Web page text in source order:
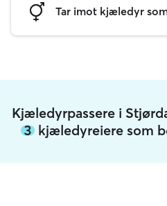
Tar imot kjæledyr
Kjæledyrpassere i
3kjæledyreiere som